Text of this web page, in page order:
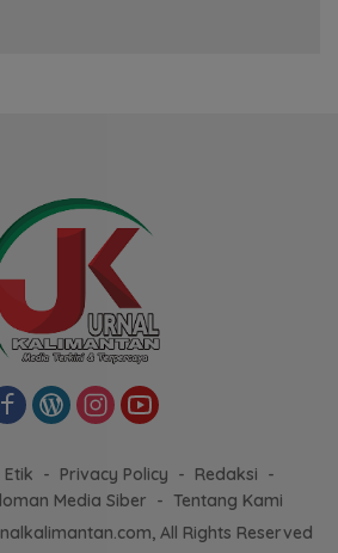
Etik Privacy Policy
Redaksi
Media Siber
Tentang Kami
All Rights Reserved